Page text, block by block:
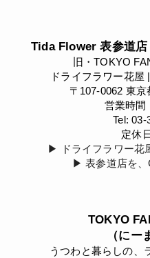
Tida Flower 表参道
旧・TOKYO
ドライフラワー花
〒107-0062 東
営業時間
Tel: 03-
定休
▶︎ ドライフラワー花
▶︎ 表参道店を、
TOKYO
（にー
うつわと暮らしの、